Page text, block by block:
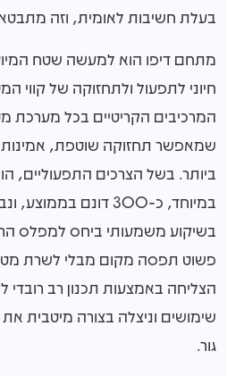
בעלת חשיבות לאומית, וזה
מתחם דיפו הוא למעשה שטח
חיוני לתפעול ולתחזוקה של קווי
המרכיבים הקריטיים בכל מערכת
שמאפשר תחזוקה שוטפת, אמינות
ביותר. בשל הצרכים התפעוליים,
במיוחד, כ-300 דונם בממוצע,
בשיקוע משמעותי ביחס למפלס
פשוט תפסה מקום מבלי לשרת
הצליחה באמצעות תכנון רב רובדי
שימושים וניצלה בצורה
גור.